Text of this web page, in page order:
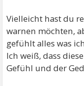
Vielleicht hast du
warnen möchten,
gefühlt alles was
Ich weiß, dass
Gefühl und der